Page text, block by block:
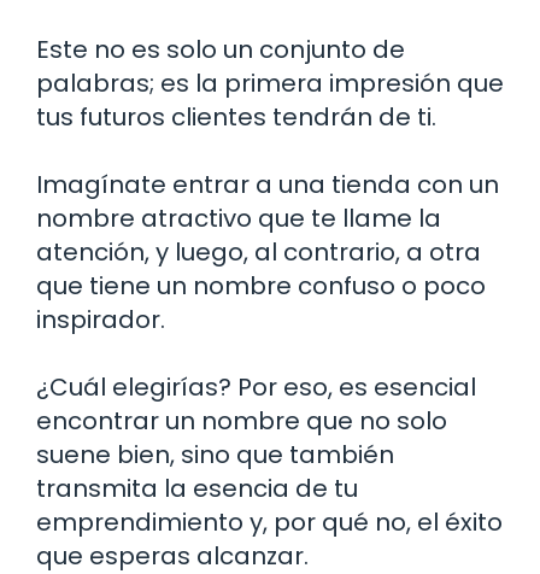
Este no es solo un conjunto de
palabras; es la primera impresión que
tus futuros clientes tendrán de ti.
Imagínate entrar a una tienda con un
nombre atractivo que te llame la
atención, y luego, al contrario, a otra
que tiene un nombre confuso o poco
inspirador.
¿Cuál elegirías? Por eso, es esencial
encontrar un nombre que no solo
suene bien, sino que también
transmita la esencia de tu
emprendimiento y, por qué no, el éxito
que esperas alcanzar.